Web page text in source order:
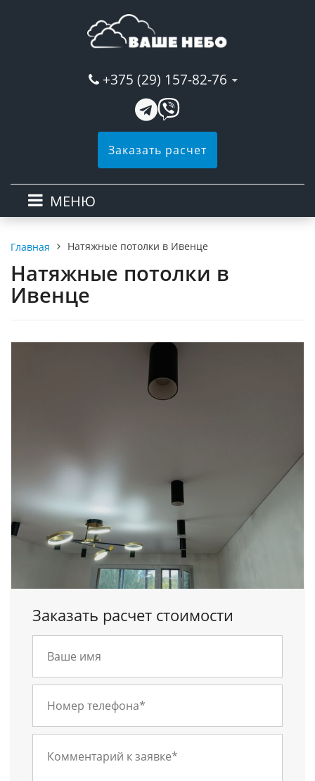
+375 (29) 157-82-76
Заказать расчет
МЕНЮ
Главная Натяжные потолки в Ивенце
Натяжные потолки в
Ивенце
Заказать расчет стоимости